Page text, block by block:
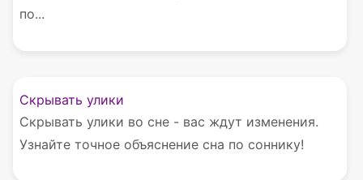
по...
Скрывать улики
Скрывать улики во сне - вас ждут изменения.
Узнайте точное объяснение сна по соннику!